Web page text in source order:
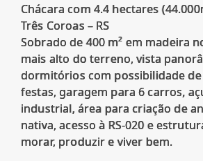
Chácara com 4.4 hectares
Três Coroas – RS
Sobrado de 400 m² em madeira
mais alto do terreno, vista
dormitórios com possibilidade de
festas, garagem para 6 carros,
industrial, área para criação de
nativa, acesso à RS-020 e
morar, produzir e viver bem.